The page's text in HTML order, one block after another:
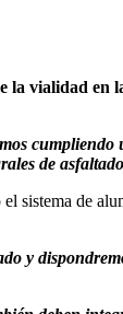
la vialidad en
cumpliendo
de
sistema de
y